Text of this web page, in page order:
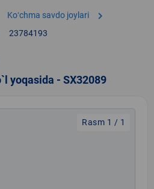
Koʻchma savdo joylari chevron_right
23784193
yoqasida - SX32089
Rasm 1 / 1